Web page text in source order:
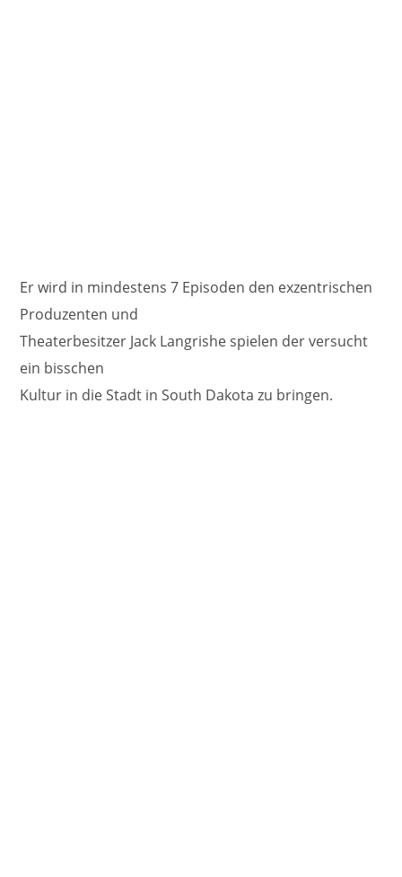
Er wird in mindestens 7 Episoden den exzentrischen
Produzenten und
Theaterbesitzer Jack Langrishe spielen der versucht
ein bisschen
Kultur in die Stadt in South Dakota zu bringen.